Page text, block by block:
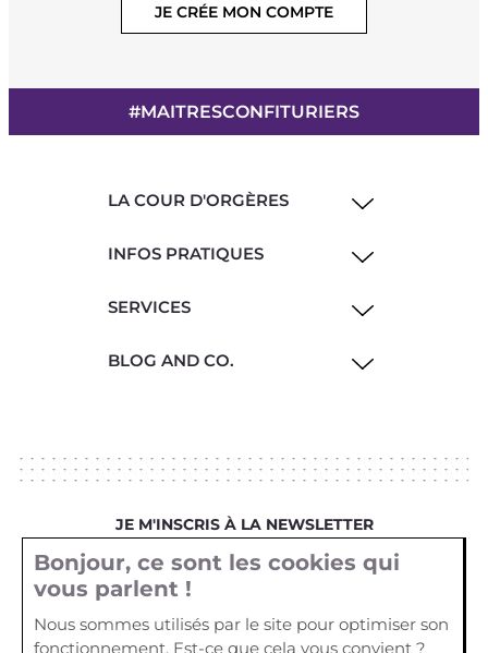
JE CRÉE MON COMPTE
#MAITRESCONFITURIERS
LA COUR D'ORGÈRES
INFOS PRATIQUES
SERVICES
BLOG AND CO.
JE M'INSCRIS À LA NEWSLETTER
Votre email
Bonjour, ce sont les cookies qui
vous parlent !
Nous sommes utilisés par le site pour optimiser son
fonctionnement. Est-ce que cela vous convient ?